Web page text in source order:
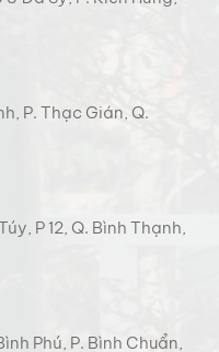
P. Thạc Gián, Q.
P 12, Q. Bình Thạnh,
Phú, P. Bình Chuẩn,